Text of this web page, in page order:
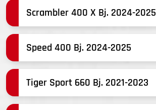
Scrambler 400 X Bj. 2024-2025
Speed 400 Bj. 2024-2025
Tiger Sport 660 Bj. 2021-2023